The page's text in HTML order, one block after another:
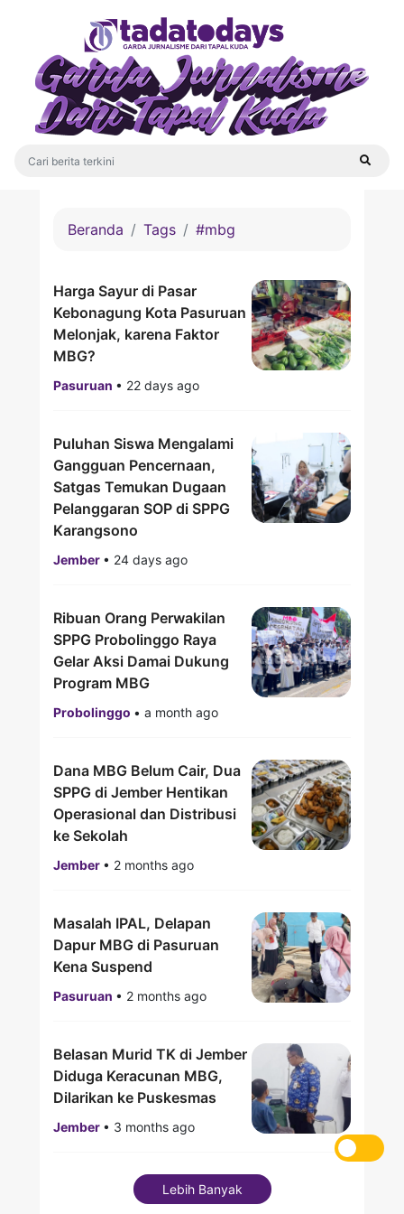
Beranda Tags #mbg
Harga Sayur di Pasar
Kebonagung Kota Pasuruan
Melonjak, karena Faktor
MBG?
Pasuruan • 22 days ago
Puluhan Siswa Mengalami
Gangguan Pencernaan,
Satgas Temukan Dugaan
Pelanggaran SOP di SPPG
Karangsono
Jember • 24 days ago
Ribuan Orang Perwakilan
SPPG Probolinggo Raya
Gelar Aksi Damai Dukung
Program MBG
Probolinggo • a month ago
Dana MBG Belum Cair, Dua
SPPG di Jember Hentikan
Operasional dan Distribusi
ke Sekolah
Jember • 2 months ago
Masalah IPAL, Delapan
Dapur MBG di Pasuruan
Kena Suspend
Pasuruan • 2 months ago
Belasan Murid TK di Jember
Diduga Keracunan MBG,
Dilarikan ke Puskesmas
Jember • 3 months ago
Lebih Banyak